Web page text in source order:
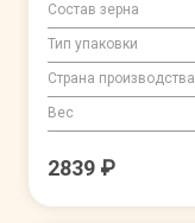
Состав зерна
Тип упаковки
Страна производства
Вес
2839 ₽